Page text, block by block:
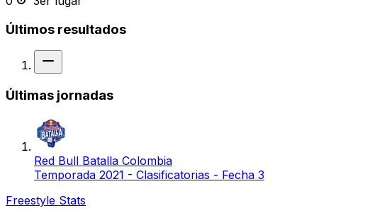
Últimos resultados
Últimas jornadas
Red Bull Batalla Colombia
Temporada 2021 - Clasificatorias - Fecha 3
Freestyle Stats